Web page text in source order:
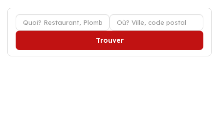
Trouver